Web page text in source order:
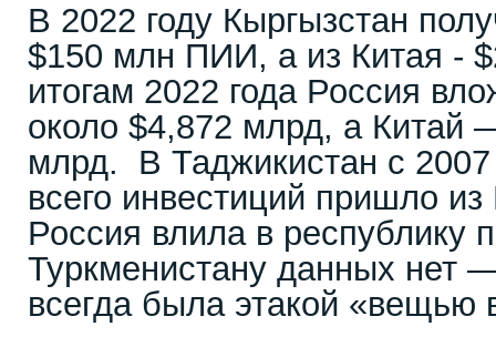
В 2022 году Кыргызстан
$150 млн ПИИ, а из Китая -
итогам 2022 года Россия
около $4,872 млрд, а Китай
млрд. В Таджикистан с
всего инвестиций пришло
Россия влила в республику
Туркменистану данных нет
всегда была этакой «вещью